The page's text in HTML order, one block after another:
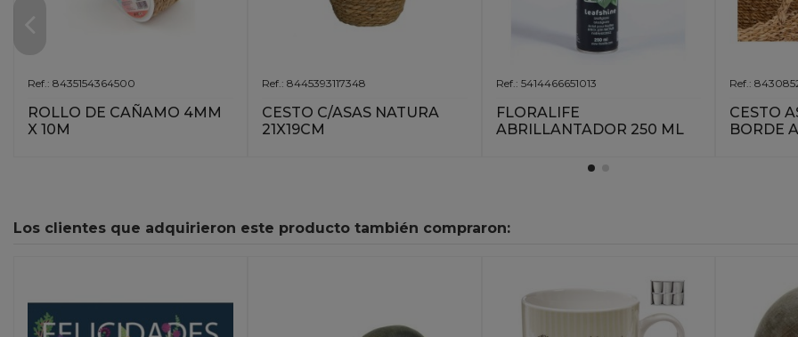
Ref.: 8435154364500
ROLLO DE CAÑAMO 4MM
X 10M
Ref.: 8445393117348
CESTO C/ASAS NATURA
21X19CM
Ref.: 5414466651013
FLORALIFE
ABRILLANTADOR 250 ML
Ref.:
CESTO
BORDE
Los clientes que adquirieron este producto también compraron: